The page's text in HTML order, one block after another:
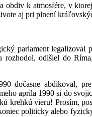
k atmosfére, v
aj pri plnení
parlament legalizoval
rozhodol, odišiel do
dočasne abdikoval,
apríla 1990 si do
krehkú vieru! Prosím,
politicky alebo